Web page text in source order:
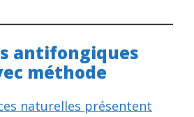
antifongiques
méthode
naturelles présentent